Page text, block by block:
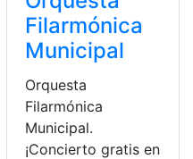
Filarmónica
Municipal
Orquesta
Filarmónica
Municipal.
¡Concierto gratis en